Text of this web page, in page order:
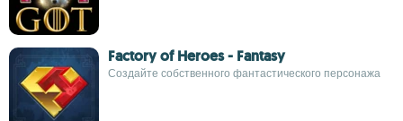
Factory of Heroes - Fantasy
Создайте собственного фантастического персонажа